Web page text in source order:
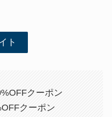
ト
クーポン
クーポン